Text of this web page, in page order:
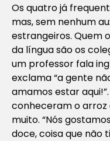
Os quatro já
mas, sem nenhum
estrangeiros. Quem
da língua são os
um professor fala
exclama “a gente
amamos estar
conheceram o arroz
muito. “Nós
doce, coisa que não